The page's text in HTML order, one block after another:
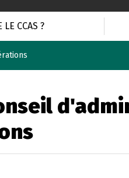
LE CCAS ?